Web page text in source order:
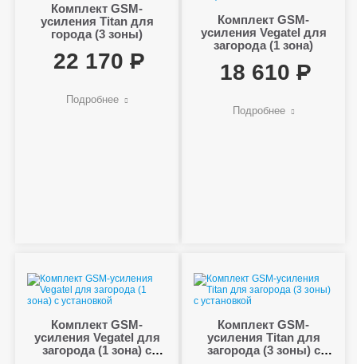
Комплект GSM-
усиления Titan для
города (3 зоны)
22 170
Подробнее
Комплект GSM-
усиления Vegatel для
загорода (1 зона)
18 610
Подробнее
Комплект GSM-
усиления Vegatel для
загорода (1 зона) с
Комплект GSM-
усиления Titan для
загорода (3 зоны) с